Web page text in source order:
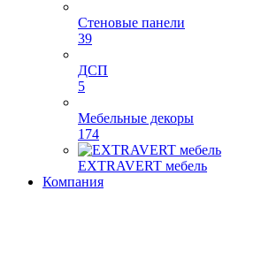
Стеновые панели
39
ДСП
5
Мебельные декоры
174
EXTRAVERT мебель
Компания